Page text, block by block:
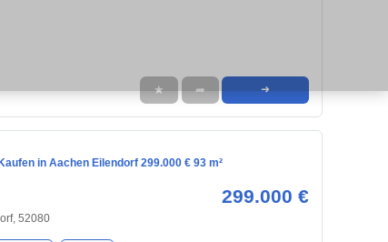
★ ➦ ➜
in Aachen Eilendorf 299.000 € 93 m²
299.000 €
52080